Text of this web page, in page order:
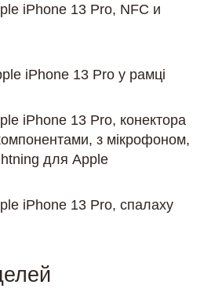
iPhone 13 Pro, NFC и
iPhone 13 Pro у рамці
iPhone 13 Pro, конектора
з мікрофоном,
для Apple
iPhone 13 Pro, спалаху